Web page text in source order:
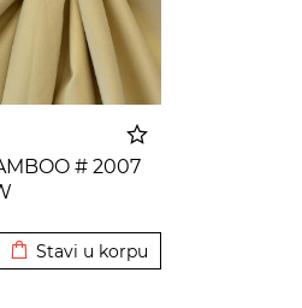
# 2007
Stavi u korpu